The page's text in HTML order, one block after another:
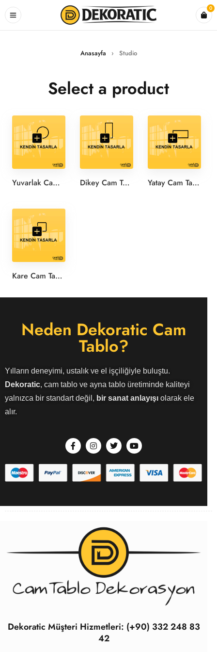
0
Anasayfa › Studio
Select a product
Yuvarlak Cam Tablo Tasarla Dikey Cam Tablo Tasarla Yatay Cam Tablo Tasarla
Kare Cam Tablo Tasarla
Neden Dekoratic Cam
Tablo?
Yılların deneyimi, ustalık ve el işçiliğiyle buluştu.
Dekoratic, cam tablo ve ayna tablo üretiminde kaliteyi
yalnızca bir standart değil, bir sanat anlayışı olarak ele
alır.
Dekoratic Müşteri Hizmetleri: (+90) 332 248 83
42